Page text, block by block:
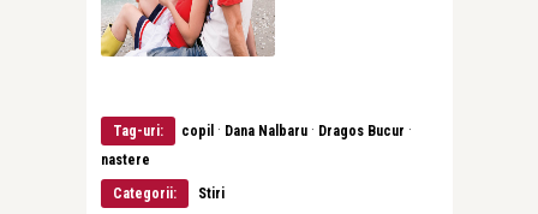
Tag-uri: copil · Dana Nalbaru · Dragos Bucur ·
nastere
Categorii:
Stiri